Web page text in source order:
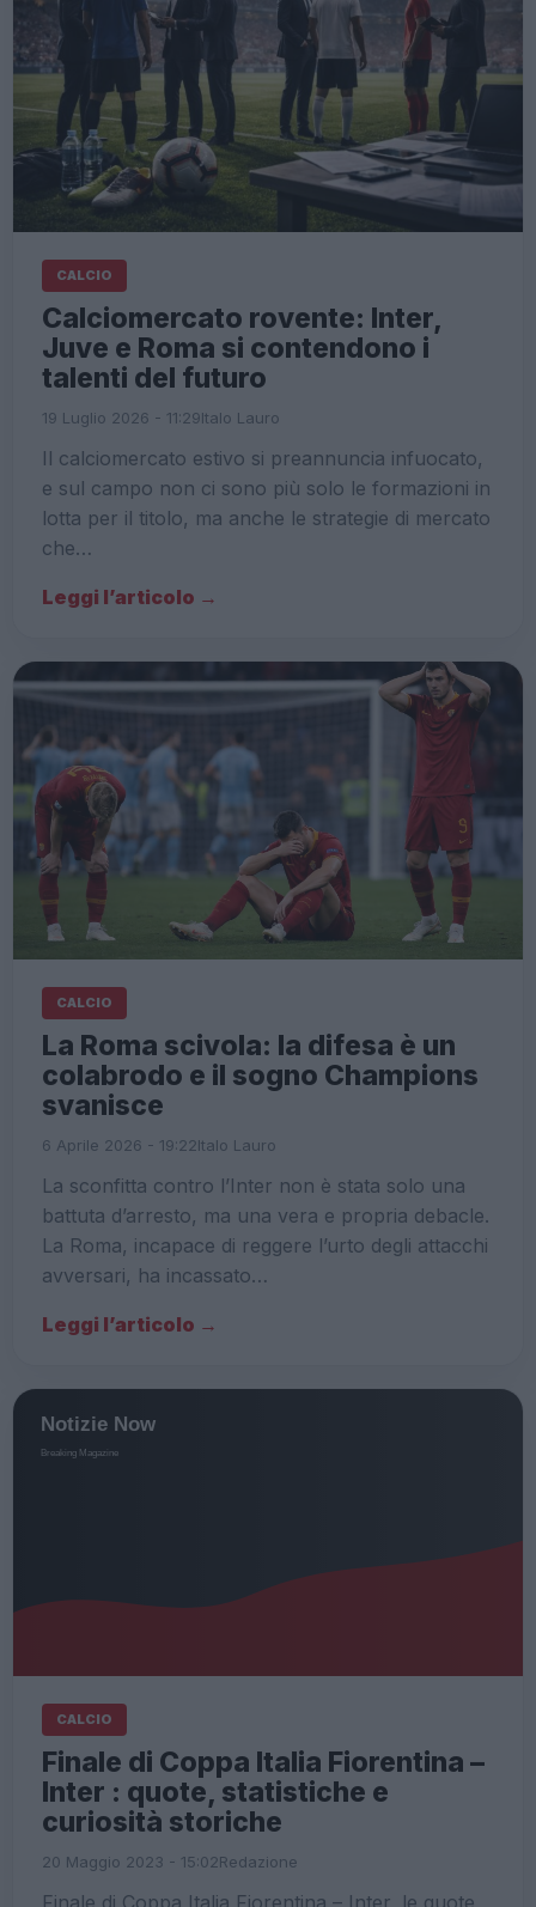
CALCIO
Calciomercato rovente: Inter,
Juve e Roma si contendono i
talenti del futuro
19 Luglio 2026 - 11:29Italo Lauro
Il calciomercato estivo si preannuncia infuocato,
e sul campo non ci sono più solo le formazioni in
lotta per il titolo, ma anche le strategie di mercato
che…
Leggi l’articolo →
CALCIO
La Roma scivola: la difesa è un
colabrodo e il sogno Champions
svanisce
6 Aprile 2026 - 19:22Italo Lauro
La sconfitta contro l’Inter non è stata solo una
battuta d’arresto, ma una vera e propria debacle.
La Roma, incapace di reggere l’urto degli attacchi
avversari, ha incassato…
Leggi l’articolo →
CALCIO
Finale di Coppa Italia Fiorentina –
Inter : quote, statistiche e
curiosità storiche
20 Maggio 2023 - 15:02Redazione
Finale di Coppa Italia Fiorentina – Inter, le quote,